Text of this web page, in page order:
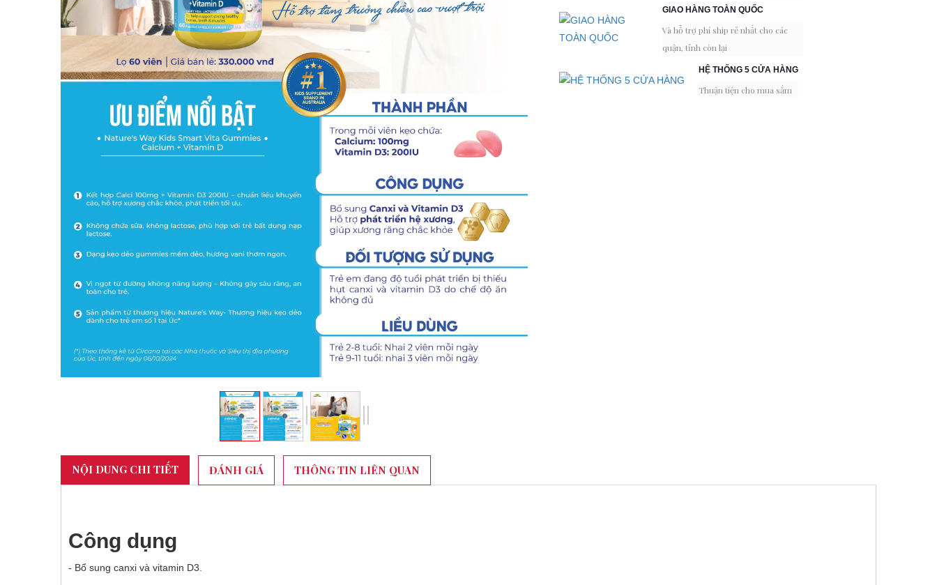
GIAO HÀNG TOÀN QUỐC
Và hỗ trợ phí ship rẻ nhất cho các
quận, tỉnh còn lại
HỆ THỐNG 5 CỬA HÀNG
Thuận tiện cho mua sắm
NỘI DUNG CHI TIẾT ĐÁNH GIÁ THÔNG TIN LIÊN QUAN
Công dụng
- Bổ sung canxi và vitamin D3.